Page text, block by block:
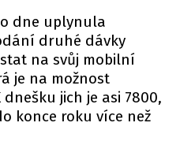
dne uplynula
druhé dávky
na svůj mobilní
je na možnost
jich je asi 7800,
konce roku více než